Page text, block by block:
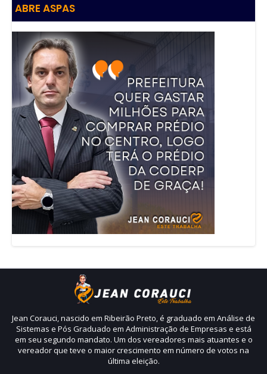
ABRE ASPAS
Jean Corauci, nascido em Ribeirão Preto, é graduado em Análise de
Sistemas e Pós Graduado em Administração de Empresas e está
em seu segundo mandato. Um dos vereadores mais atuantes e o
vereador que teve o maior crescimento em número de votos na
última eleição.